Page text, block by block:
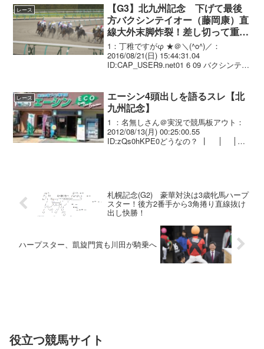
レース
【G3】北九州記念 下げて最後
方バクシンテイオー（藤岡康）直
線大外末脚炸裂！差し切って重賞
初制覇
1：丁稚ですがφ ★＠＼(^o^)／：
2016/08/21(日) 15:44:31.04
ID:CAP_USER9.net01 6 09 バクシンテイ
レース
エーシン4頭出しを語るスレ【北
九州記念】
1 ：名無しさん＠実況で競馬板アウト：
2012/08/13(月) 00:25:00.55
ID:zQs0hKPE0どうなの？ ┃ │ │エ
札幌記念(G2) 豪華対決は3歳牝馬ハープ
スター！後方2番手から3角捲り直線抜け
出し快勝！
ハープスター、凱旋門賞も川田が騎乗へ
役立つ競馬サイト